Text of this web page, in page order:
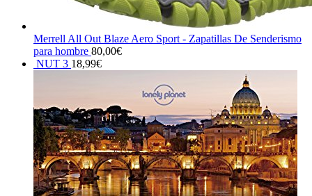
Merrell All Out Blaze Aero Sport - Zapatillas De Senderismo
para hombre 80,00€
NUT 3 18,99€